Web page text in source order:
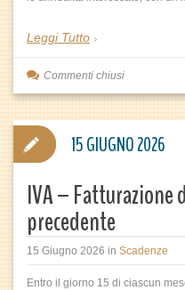
Leggi Tutto
Commenti chiusi
IVA –
precedente
15 Giugno 2026 in Scadenze
Entro il giorno 15 di ciascun
15 GIUGNO 2026